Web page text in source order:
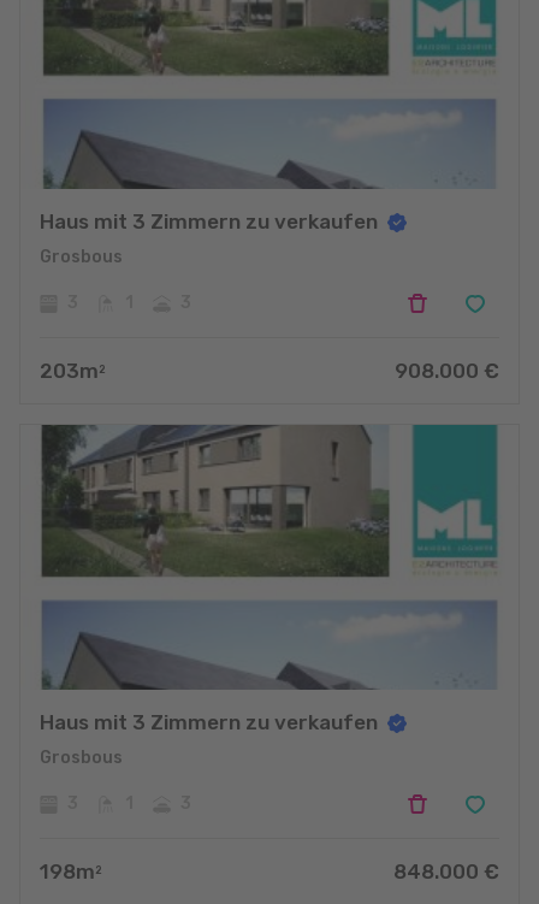
Haus mit 3 Zimmern zu verkaufen
Grosbous
203m 2 908.000 €
Haus mit 3 Zimmern zu verkaufen
Grosbous
198m 2 848.000 €